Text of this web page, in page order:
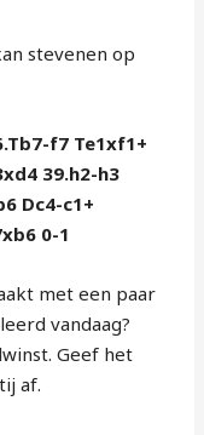
stevenen op
f7 Te1xf1+
39.h2-h3
Dc4-c1+
0-1
met een paar
vandaag?
Geef het
af.